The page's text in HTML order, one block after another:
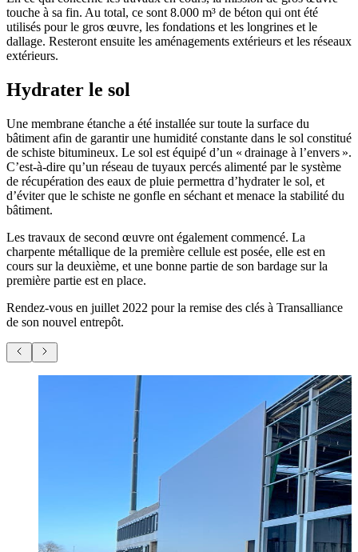
touche à sa fin. Au total, ce sont 8.000 m³ de béton qui ont été
utilisés pour le gros œuvre, les fondations et les longrines et le
dallage. Resteront ensuite les aménagements extérieurs et les réseaux
extérieurs.
Hydrater le sol
Une membrane étanche a été installée sur toute la surface du
bâtiment afin de garantir une humidité constante dans le sol constitué
de schiste bitumineux. Le sol est équipé d’un « drainage à l’envers ».
C’est-à-dire qu’un réseau de tuyaux percés alimenté par le système
de récupération des eaux de pluie permettra d’hydrater le sol, et
d’éviter que le schiste ne gonfle en séchant et menace la stabilité du
bâtiment.
Les travaux de second œuvre ont également commencé. La
charpente métallique de la première cellule est posée, elle est en
cours sur la deuxième, et une bonne partie de son bardage sur la
première partie est en place.
Rendez-vous en juillet 2022 pour la remise des clés à Transalliance
de son nouvel entrepôt.